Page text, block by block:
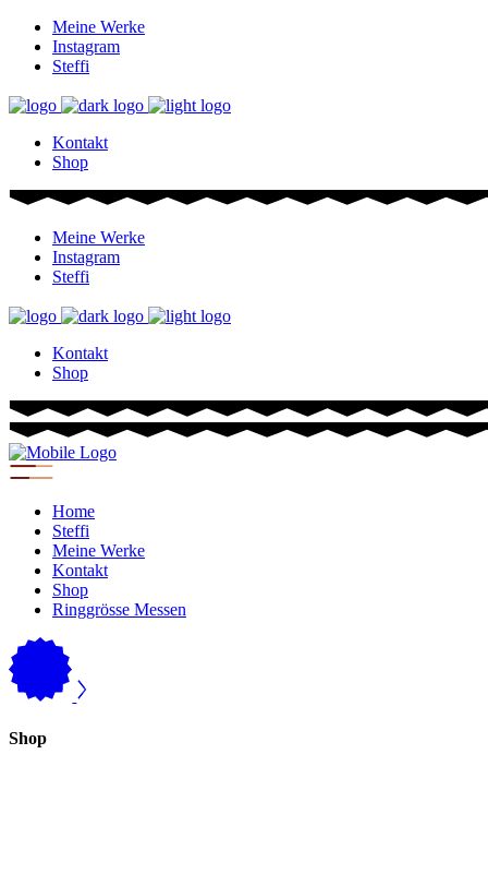
Meine Werke
Instagram
Steffi
Kontakt
Shop
Meine Werke
Instagram
Steffi
Kontakt
Shop
Home
Steffi
Meine Werke
Kontakt
Shop
Ringgrösse Messen
Shop